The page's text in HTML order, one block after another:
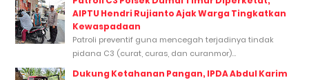
AIPTU Hendri Rujianto Ajak Warga Tingkatkan
Kewaspadaan
Patroli preventif guna mencegah terjadinya tindak
pidana C3 (curat, curas, dan curanmor)...
Dukung Ketahanan Pangan, IPDA Abdul Karim